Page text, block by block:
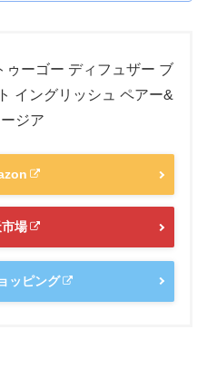
ゥーゴー ディフュザー ブ
イングリッシュ ペアー&
ジア
場
ッピング